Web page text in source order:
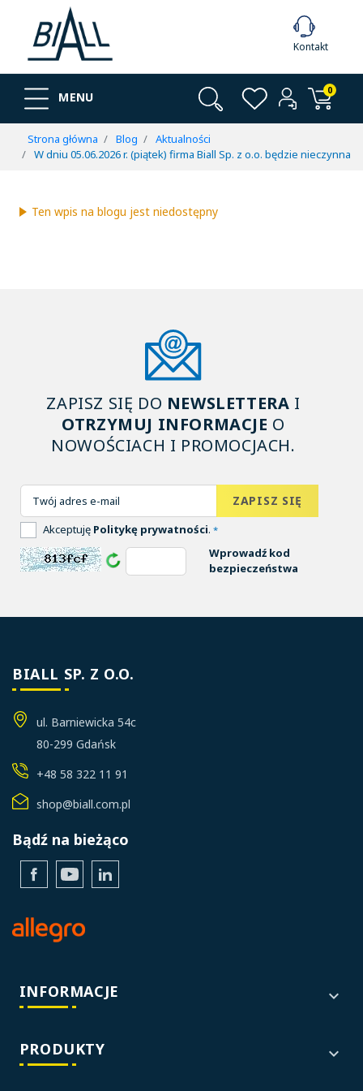
Kontakt
MENU 0
Strona główna Blog
Aktualności
W dniu 05.06.2026 r. (piątek) firma Biall Sp. z o.o. będzie nieczynna
Ten wpis na blogu jest niedostępny
ZAPISZ SIĘ DO NEWSLETTERA I
OTRZYMUJ INFORMACJE O
NOWOŚCIACH I PROMOCJACH.
Akceptuję Politykę prywatności. *
Wprowadź kod
bezpieczeństwa
BIALL SP. Z O.O.
ul. Barniewicka 54c
80-299 Gdańsk
+48 58 322 11 91
shop@biall.com.pl
Bądź na bieżąco
FacebookYouTubeLinkedIn
INFORMACJE 
PRODUKTY 